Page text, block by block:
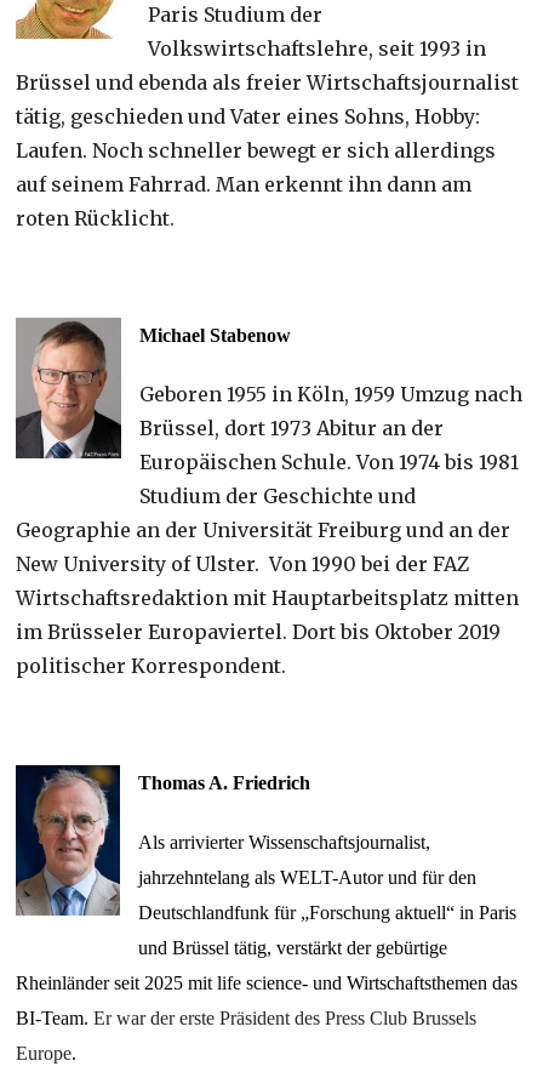
Paris Studium der
Volkswirtschaftslehre, seit 1993 in
Brüssel und ebenda als freier Wirtschaftsjournalist
tätig, geschieden und Vater eines Sohns, Hobby:
Laufen. Noch schneller bewegt er sich allerdings
auf seinem Fahrrad. Man erkennt ihn dann am
roten Rücklicht.
Michael Stabenow
Geboren 1955 in Köln, 1959 Umzug nach
Brüssel, dort 1973 Abitur an der
Europäischen Schule. Von 1974 bis 1981
Studium der Geschichte und
Geographie an der Universität Freiburg und an der
New University of Ulster. Von 1990 bei der FAZ
Wirtschaftsredaktion mit Hauptarbeitsplatz mitten
im Brüsseler Europaviertel. Dort bis Oktober 2019
politischer Korrespondent.
Thomas A. Friedrich
Als arrivierter Wissenschaftsjournalist,
jahrzehntelang als WELT-Autor und für den
Deutschlandfunk für „Forschung aktuell“ in Paris
und Brüssel tätig, verstärkt der gebürtige
Rheinländer seit 2025 mit life science- und Wirtschaftsthemen das
BI-Team.Er war der erste Präsident des Press Club Brussels
Europe.